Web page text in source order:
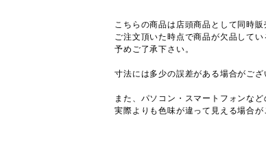
こちらの商品は店頭商品として同時販
ご注文頂いた時点で商品が欠品してい
予めご了承下さい。
寸法には多少の誤差がある場合がござ
また、パソコン・スマートフォンなど
実際よりも色味が違って見える場合が